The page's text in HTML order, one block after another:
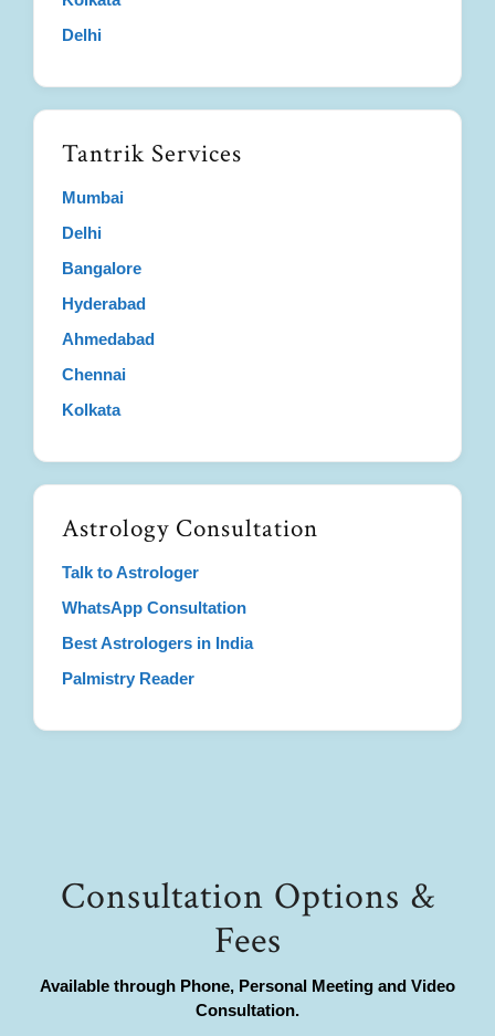
Delhi
Tantrik Services
Mumbai
Delhi
Bangalore
Hyderabad
Ahmedabad
Chennai
Kolkata
Astrology Consultation
Talk to Astrologer
WhatsApp Consultation
Best Astrologers in India
Palmistry Reader
Consultation Options &
Fees
Available through Phone, Personal Meeting and Video
Consultation.